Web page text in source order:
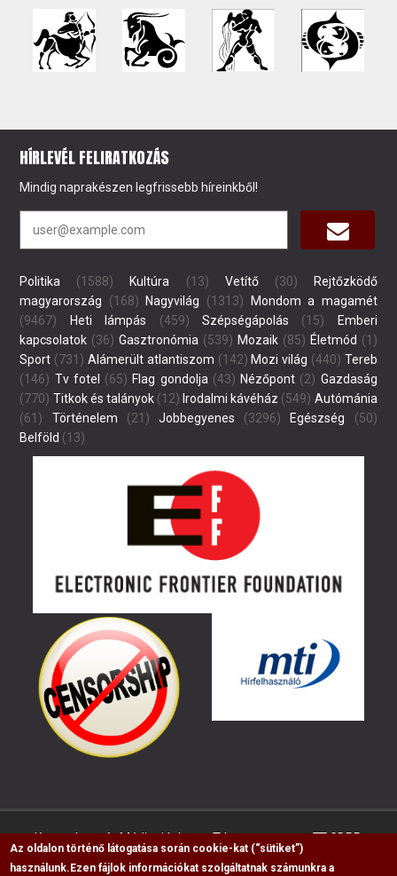
HÍRLEVÉL FELIRATKOZÁS
Mindig naprakészen legfrissebb híreinkből!
Politika (1588) Kultúra (13) Vetítő(30)
Rejtőzködő
magyarország (168) Nagyvilág (1313)
Mondom a magamét
(9467)
Heti lámpás (459) Szépségápolás (15)
Emberi
kapcsolatok (36) Gasztronómia (539) Mozaik(85) Életmód (1)
Sport (731) Alámerült atlantiszom (142) Mozi világ (440) Tereb
(146) Tv fotel (65) Flag gondolja (43) Nézőpont (2) Gazdaság
(770) Titkok és talányok(12) Irodalmi kávéház (549) Autómánia
(61)
Történelem (21) Jobbegyenes (3296) Egészség (50)
Belföld (13)
Kapcsolat Médiaajánlat Impresszum GDPR
Az oldalon történő látogatása során cookie-kat (“sütiket”)
használunk. Ezen fájlok információkat szolgáltatnak számunkra a